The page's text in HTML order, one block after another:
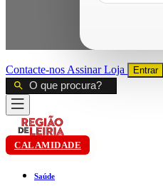
Contacte-nos AssinarLoja Entrar
CALAMIDADE
Saúde